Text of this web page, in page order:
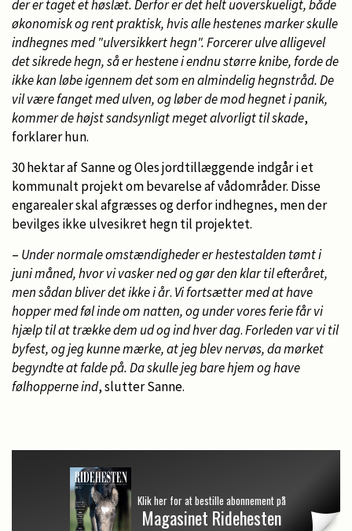
der er taget et høslæt. Derfor er det helt uoverskueligt, både
økonomisk og rent praktisk, hvis alle hestenes marker skulle
indhegnes med "ulversikkert hegn". Forcerer ulve alligevel
det sikrede hegn, så er hestene i endnu større knibe, forde de
ikke kan løbe igennem det som en almindelig hegnstråd. De
vil være fanget med ulven, og løber de mod hegnet i panik,
kommer de højst sandsynligt meget alvorligt til skade,
forklarer hun.
30 hektar af Sanne og Oles jordtillæggende indgår i et
kommunalt projekt om bevarelse af vådområder. Disse
engarealer skal afgræsses og derfor indhegnes, men der
bevilges ikke ulvesikret hegn til projektet.
– Under normale omstændigheder er hestestalden tømt i
juni måned, hvor vi vasker ned og gør den klar til efteråret,
men sådan bliver det ikke i år. Vi fortsætter med at have
hopper med føl inde om natten, og under vores ferie får vi
hjælp til at trække dem ud og ind hver dag.Forleden var vi til
byfest, og jeg kunne mærke, at jeg blev nervøs, da mørket
begyndte at falde på. Da skulle jeg bare hjem og have
følhopperne ind, slutter Sanne.
Klik her for at bestille abonnement på
Magasinet Ridehesten